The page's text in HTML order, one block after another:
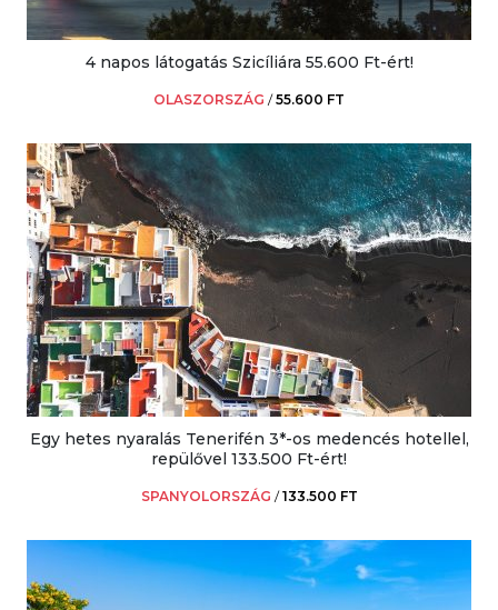
4 napos látogatás Szicíliára 55.600 Ft-ért!
OLASZORSZÁG /55.600 FT
Egy hetes nyaralás Tenerifén 3*-os medencés hotellel,
repülővel 133.500 Ft-ért!
SPANYOLORSZÁG /133.500 FT